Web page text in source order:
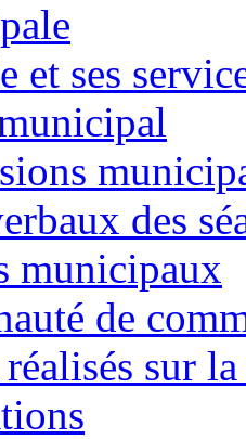
et ses
des
municipaux
de
sur